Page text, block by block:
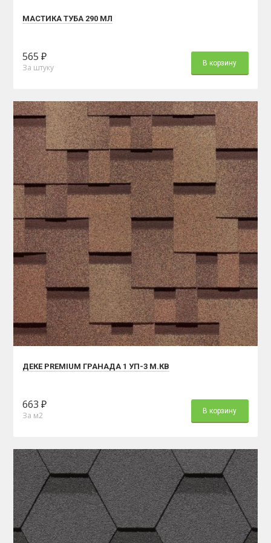
МАСТИКА ТУБА 290 МЛ
565 ₽
За штуку В корзину
ДЕКЕ PREMIUM ГРАНАДА 1 УП-3 М.КВ
663 ₽
За м2 В корзину